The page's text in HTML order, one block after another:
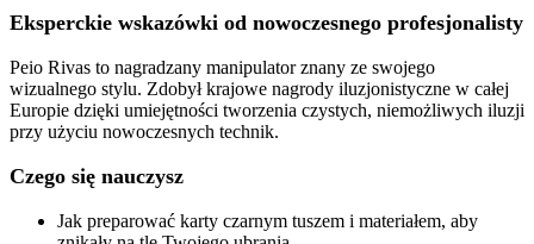
Eksperckie wskazówki od nowoczesnego profesjonalisty
Peio Rivas to nagradzany manipulator znany ze swojego
wizualnego stylu. Zdobył krajowe nagrody iluzjonistyczne w całej
Europie dzięki umiejętności tworzenia czystych, niemożliwych iluzji
przy użyciu nowoczesnych technik.
Czego się nauczysz
Jak preparować karty czarnym tuszem i materiałem, aby